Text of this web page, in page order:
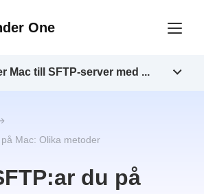
One
Mac: Olika metoder
du på
Mac till SFTP-server med ...